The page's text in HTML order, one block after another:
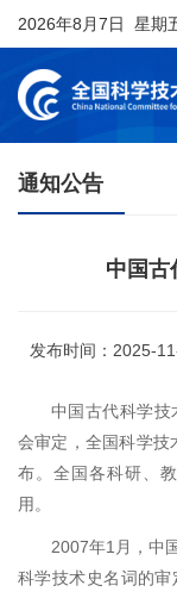
2026年8月7日 星期
通知公告
中国古
发布时间：2025-
中国古代科学技
会审定，全国科学技
布。全国各科研、
用。
2007年1月，中
科学技术史名词的